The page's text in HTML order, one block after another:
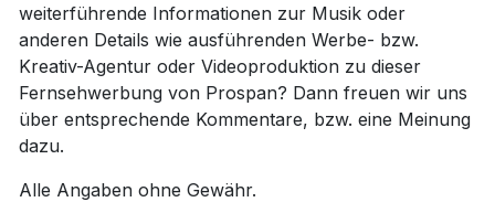
weiterführende Informationen zur Musik oder
anderen Details wie ausführenden Werbe- bzw.
Kreativ-Agentur oder Videoproduktion zu dieser
Fernsehwerbung von Prospan? Dann freuen wir uns
über entsprechende Kommentare, bzw. eine Meinung
dazu.
Alle Angaben ohne Gewähr.